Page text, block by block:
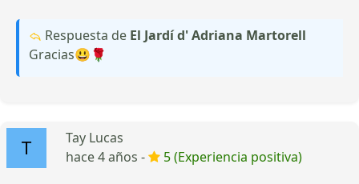
Respuesta de El Jardí d' Adriana Martorell
Gracias😃🌹
Tay Lucas
hace 4 años -
5 (Experiencia positiva)